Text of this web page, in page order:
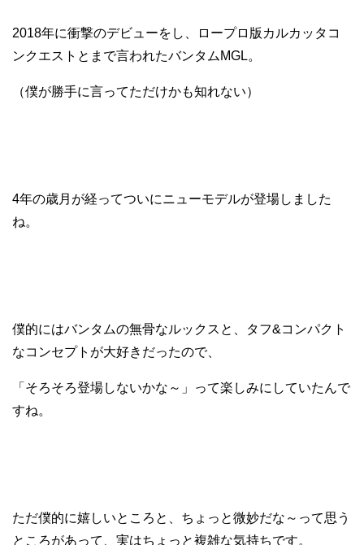
2018年に衝撃のデビューをし、ロープロ版カルカッタコ
ンクエストとまで言われたバンタムMGL。
（僕が勝手に言ってただけかも知れない）
4年の歳月が経ってついにニューモデルが登場しました
ね。
僕的にはバンタムの無骨なルックスと、タフ&コンパクト
なコンセプトが大好きだったので、
「そろそろ登場しないかな～」って楽しみにしていたんで
すね。
ただ僕的に嬉しいところと、ちょっと微妙だな～って思う
ところがあって、実はちょっと複雑な気持ちです。